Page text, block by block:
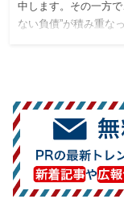
中します。その一方
ない負債”が積み重な